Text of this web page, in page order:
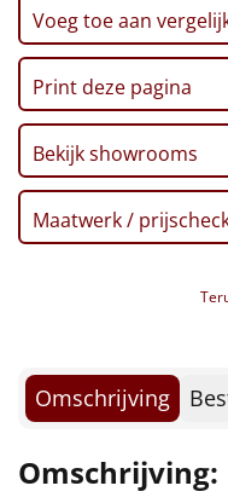
Tas
Wake up light
Borrelplank
Warmtekussen
Slowcooker POPULAIR
Alle artikelen
Overige
Voeg toe aan
Print deze pagina
Bekijk showrooms
Maatwerk /
Omschrijving
Omschrijving: